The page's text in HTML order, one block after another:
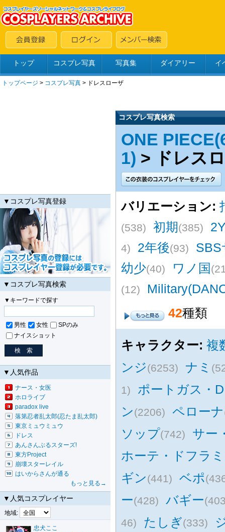
トップ コスプレ写真 写真集 ダイアリー イ
トップページ > コスプレ写真 > ドレスローザ
▼コスプレ写真登録
▼コスプレ写真検索
▼キーワードで探す
男性 女性
SPのみ
ナイスショット
▼人気作品
ナース・女医
ホロライブ
paradox live
落第忍者乱太郎(忍たま乱太郎)
東京ミュウミュウ
ドレス
あんさんぶるスターズ!
東方Project
崩壊スターレイル
はいからさんが通る
もっと見る→
▼人気コスプレイヤー
地域:
忠犬ここ
コスプレ写真検索
ONE
1) > ドレス
バリエーション:
(538) 初期(385)
4) 2年後(93)
幼少(40) ワノ国
(12)
42種類
キャラクター: 複
ンジ(6253) ナミ
1)
ポートガス・
ン(2206) ペローナ
ソップ(742)
サー
ホーテ・ドフラ
ギン(441) ベポ
ー(428) バギー
46)
たしぎ(333)